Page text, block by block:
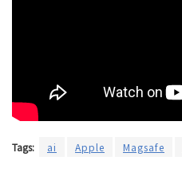
Tags: ai Apple Magsafe